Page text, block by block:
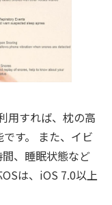
用すれば、枕の高
す。 また、イビ
、睡眠状態など
は、iOS 7.0以上